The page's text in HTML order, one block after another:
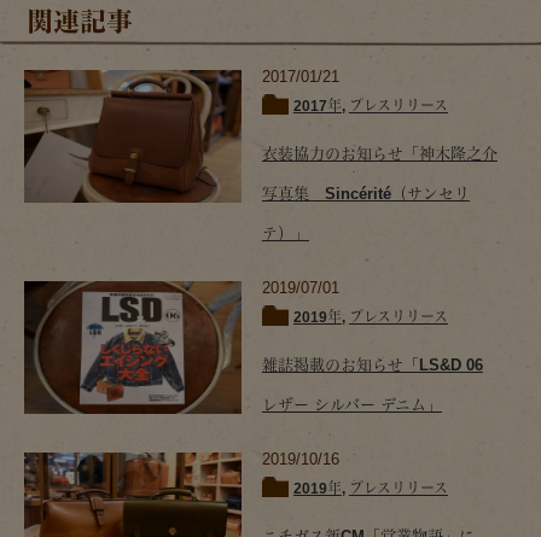
関連記事
2017/01/21
2017年, プレスリリース
衣装協力のお知らせ「神木隆之介
写真集 Sincérité（サンセリ
テ）」
2019/07/01
2019年, プレスリリース
雑誌掲載のお知らせ「LS&D 06
レザー シルバー デニム」
2019/10/16
2019年, プレスリリース